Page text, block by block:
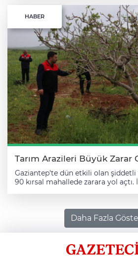
Gülpınar, ilçede 3 Mayıs'ta yaşanan
ardından yürütülen çalışmaları
vatandaşlarla bir araya geldi. Açıklamada görüşlerine
yer verilen Başkan Gülpınar,
afetin ilk anından itibaren Birecik'te
belirtti. İlçede yaşanan olumsuzlukların asgari seviyeye
indirilmesi için yoğun çaba sarf
Gülpınar, ekiplerin sahada aktif
sürdürdüğünü kaydetti.
HABER
Tarım Arazileri Büyük Zarar
Gaziantep'te dün etkili olan şiddetli
90 kırsal mahallede zarara yol açtı. İl Tarım ve Orman
zarar gören tarım arazilerinde
çalışmalarına katıldı. Sağlam, AA muhabirine, kent
genelinde son yılların en büyük
biriyle karşı karşıya kalındığını belirtti. Bazı
fırtına ve sağanağın ardından
olduğunu ifade eden Sağlam,
Daha Fazla